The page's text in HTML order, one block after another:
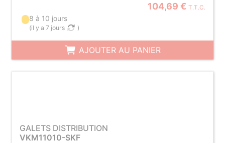
104,69 € T.T.C.
8 à 10 jours
(il y a 7 jours )
AJOUTER AU PANIER
GALETS DISTRIBUTION
VKM11010-SKF